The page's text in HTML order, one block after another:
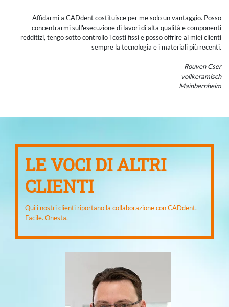
Affidarmi a CADdent costituisce per me solo un vantaggio. Posso
concentrarmi sull'esecuzione di lavori di alta qualità e componenti
redditizi, tengo sotto controllo i costi fissi e posso offrire ai miei clienti
sempre la tecnologia e i materiali più recenti.
Rouven Cser
vollkeramisch
Mainbernheim
LE VOCI DI ALTRI
CLIENTI
Qui i nostri clienti riportano la collaborazione con CADdent.
Facile. Onesta.